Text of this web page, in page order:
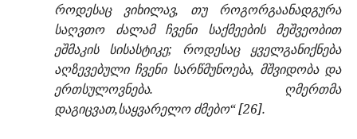
როდესაც ვიხილავ, თუ როგორგაანადგურა
საღვთო ძალამ ჩვენი საქმეების მეშვეობით
ეშმაკის სისასტიკე; როდესაც ყველგანიქნება
აღზევებული ჩვენი სარწმუნოება, მშვიდობა და
ერთსულოვნება. ღმერთმა
დაგიცვათ,საყვარელო ძმებო“ [26].